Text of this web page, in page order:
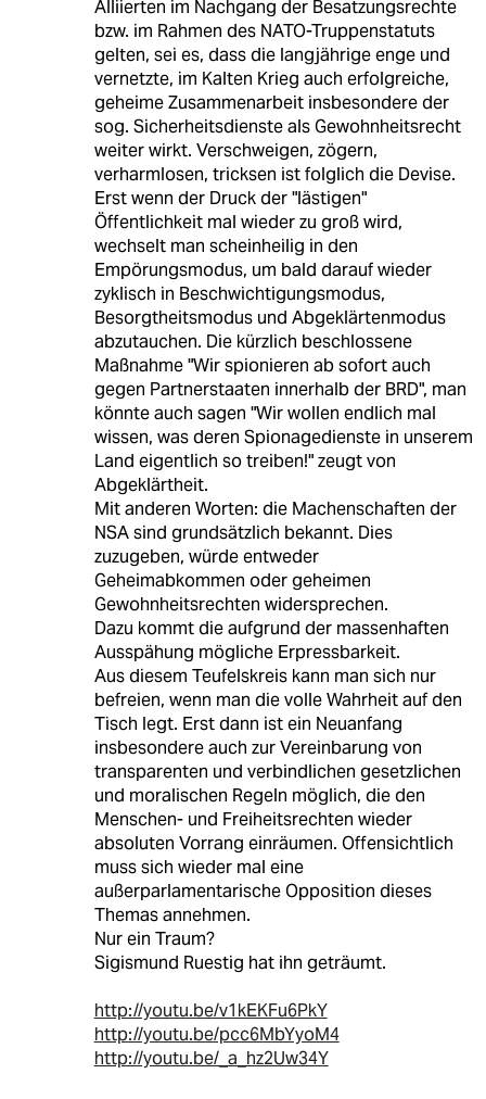
Alliierten im Nachgang der Besatzungsrechte
bzw. im Rahmen des NATO-Truppenstatuts
gelten, sei es, dass die langjährige enge und
vernetzte, im Kalten Krieg auch erfolgreiche,
geheime Zusammenarbeit insbesondere der
sog. Sicherheitsdienste als Gewohnheitsrecht
weiter wirkt. Verschweigen, zögern,
verharmlosen, tricksen ist folglich die Devise.
Erst wenn der Druck der "lästigen"
Öffentlichkeit mal wieder zu groß wird,
wechselt man scheinheilig in den
Empörungsmodus, um bald darauf wieder
zyklisch in Beschwichtigungsmodus,
Besorgtheitsmodus und Abgeklärtenmodus
abzutauchen. Die kürzlich beschlossene
Maßnahme "Wir spionieren ab sofort auch
gegen Partnerstaaten innerhalb der BRD", man
könnte auch sagen "Wir wollen endlich mal
wissen, was deren Spionagedienste in unserem
Land eigentlich so treiben!" zeugt von
Abgeklärtheit.
Mit anderen Worten: die Machenschaften der
NSA sind grundsätzlich bekannt. Dies
zuzugeben, würde entweder
Geheimabkommen oder geheimen
Gewohnheitsrechten widersprechen.
Dazu kommt die aufgrund der massenhaften
Ausspähung mögliche Erpressbarkeit.
Aus diesem Teufelskreis kann man sich nur
befreien, wenn man die volle Wahrheit auf den
Tisch legt. Erst dann ist ein Neuanfang
insbesondere auch zur Vereinbarung von
transparenten und verbindlichen gesetzlichen
und moralischen Regeln möglich, die den
Menschen- und Freiheitsrechten wieder
absoluten Vorrang einräumen. Offensichtlich
muss sich wieder mal eine
außerparlamentarische Opposition dieses
Themas annehmen.
Nur ein Traum?
Sigismund Ruestig hat ihn geträumt.
http://youtu.be/v1kEKFu6PkY
http://youtu.be/pcc6MbYyoM4
http://youtu.be/_a_hz2Uw34Y